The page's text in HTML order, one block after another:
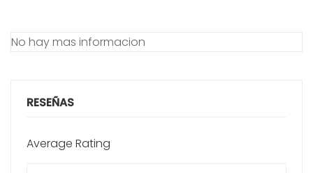
No hay mas informacion
RESEÑAS
Average Rating